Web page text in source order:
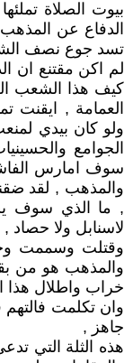
الدفاع عن
تسد جوع نصف
لم اكن مقتنع ان
كيف هذا الشعب
العمامة , ايقنت
ولو كان بيدي
الجوامع
سوف امارس
والمذهب , لقد
, ما الذي سوف
لاسنابل ولا حصاد
وقتلت وسممت
والمذهب هو من
خراب واطلال هذا
جاهز ,
هذه الثلة التي